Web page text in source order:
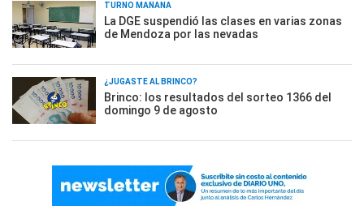
TURNO MAÑANA
La DGE suspendió las clases en varias zonas
de Mendoza por las nevadas
¿JUGASTE AL BRINCO?
Brinco: los resultados del sorteo 1366 del
domingo 9 de agosto